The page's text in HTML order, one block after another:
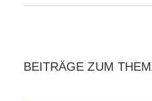
BEITRÄGE ZUM